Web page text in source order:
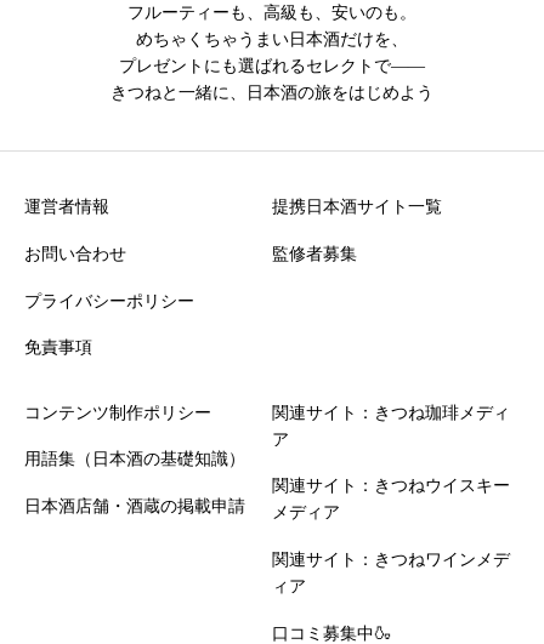
フルーティーも、高級も、安いのも。
めちゃくちゃうまい日本酒だけを、
プレゼントにも選ばれるセレクトで――
きつねと一緒に、日本酒の旅をはじめよう
運営者情報
お問い合わせ
プライバシーポリシー
免責事項
提携日本酒サイト一覧
監修者募集
コンテンツ制作ポリシー
用語集（日本酒の基礎知識）
日本酒店舗・酒蔵の掲載申請
関連サイト：きつね珈琲メディ
ア
関連サイト：きつねウイスキー
メディア
関連サイト：きつねワインメデ
ィア
口コミ募集中🍶